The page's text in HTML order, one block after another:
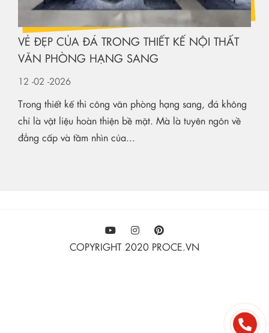
VẺ ĐẸP CỦA ĐÁ TRONG THIẾT KẾ NỘI THẤT
VĂN PHÒNG HẠNG SANG
12 -02 -2026
Trong thiết kế thi công văn phòng hạng sang, đá không
chỉ là vật liệu hoàn thiện bề mặt. Mà là tuyên ngôn về
đẳng cấp và tầm nhìn của...
COPYRIGHT 2020 PROCE.VN